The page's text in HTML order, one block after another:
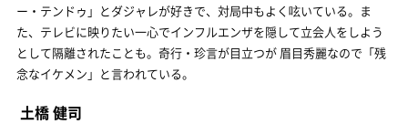
ー・テンドゥ」とダジャレが好きで、対局中もよく呟いている。ま
た、テレビに映りたい一心でインフルエンザを隠して立会人をしよう
として隔離されたことも。奇行・珍言が目立つが 眉目秀麗なので「残
念なイケメン」と言われている。
土橋 健司